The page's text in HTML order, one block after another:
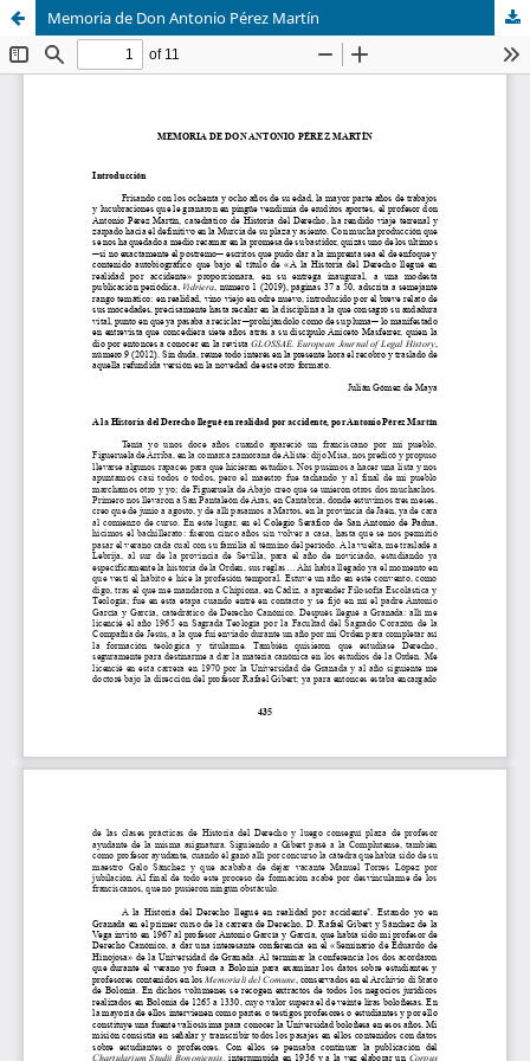
Memoria de Don Antonio Pérez Martín